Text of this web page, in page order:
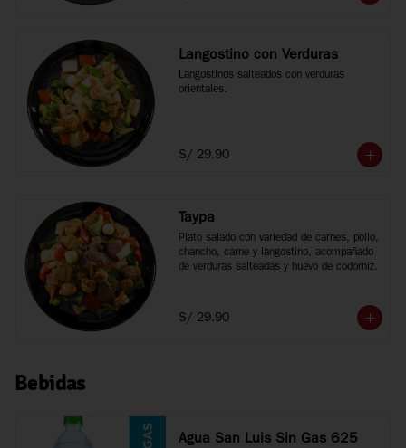
Langostino con Verduras
Langostinos salteados con verduras
orientales.
S/ 29.90
Taypa
Plato salado con variedad de carnes, pollo,
chancho, carne y langostino, acompañado
de verduras salteadas y huevo de codorniz.
S/ 29.90
Bebidas
Agua San Luis Sin Gas 625